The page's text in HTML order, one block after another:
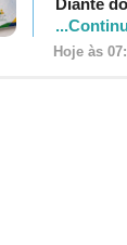
Diante
Hoje às